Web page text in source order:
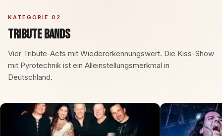
KATEGORIE 02
Tribute Bands
Vier Tribute-Acts mit Wiedererkennungswert. Die Kiss-Show
mit Pyrotechnik ist ein Alleinstellungsmerkmal in
Deutschland.